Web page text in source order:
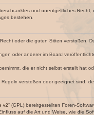
und unentgeltliches
bestehen.
oder die guten Sitten verstoßen.
oder anderer im Board
die er nicht selbst erstellt hat
verstoßen oder geeignet sind,
v2“ (GPL) bereitgestellten Foren-
auf die Art und Weise, wie die